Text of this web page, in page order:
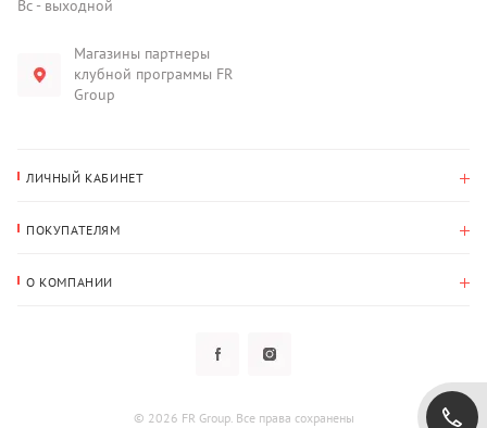
Вс - выходной
Магазины партнеры
клубной программы FR
Group
ЛИЧНЫЙ КАБИНЕТ
Адрес для доставки
ПОКУПАТЕЛЯМ
О КОМПАНИИ
Политика конфиденциальности
© 2026 FR Group. Все права сохранены